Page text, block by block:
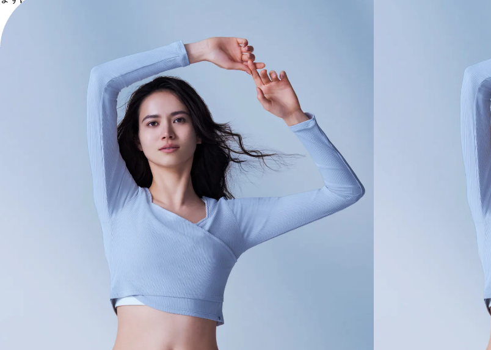
お問い合わせ・ヘルプセンター